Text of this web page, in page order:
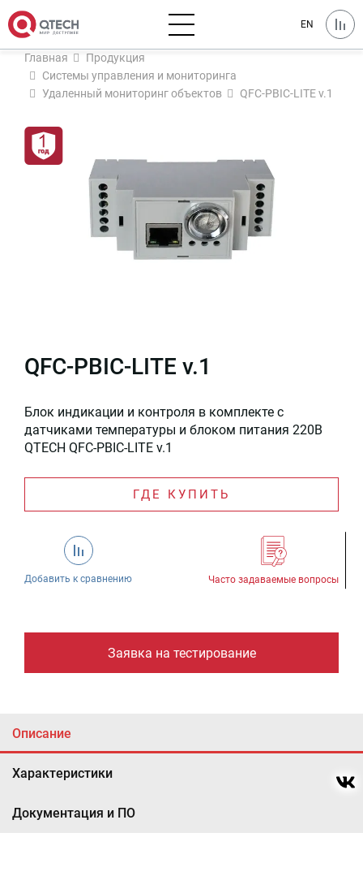
EN
Главная
Продукция
Системы управления и мониторинга
Удаленный мониторинг объектов
QFC-PBIC-LITE v.1
QFC-PBIC-LITE v.1
Блок индикации и контроля в комплекте с
датчиками температуры и блоком питания 220В
QTECH QFC-PBIC-LITE v.1
ГДЕ КУПИТЬ
Добавить к сравнению Часто задаваемые вопросы
Заявка на тестирование
Описание
Характеристики
Документация и ПО